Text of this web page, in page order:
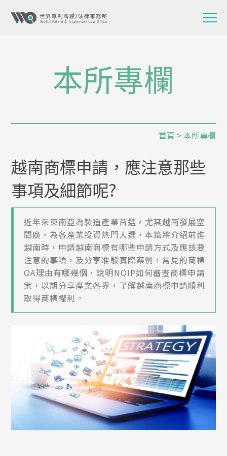
本所專欄
首頁 >本所專欄
越南商標申請，應注意那些
事項及細節呢?
近年來東南亞為製造產業首選，尤其越南發展空
間廣，為各產業投資熱門人選，本篇將介紹前進
越南時，申請越南商標有哪些申請方式及應該要
注意的事項，及分享准駁實際案例，常見的商標
OA理由有哪幾個，說明NOIP如何審查商標申請
案，以期分享產業各界，了解越南商標申請順利
取得商標權利。